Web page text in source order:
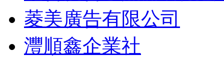
菱美廣告有限公司
灃順鑫企業社